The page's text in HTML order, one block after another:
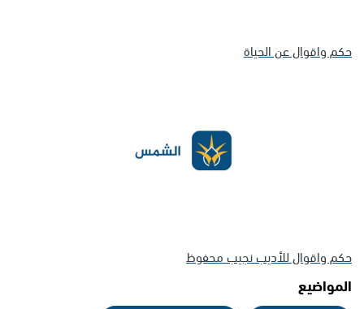
حكم واقوال عن الحياة
حكم واقوال للأديب نجيب محفوظ
المواضيع